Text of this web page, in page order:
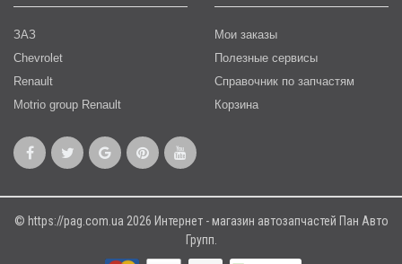
ЗАЗ
Chevrolet
Renault
Motrio group Renault
Мои заказы
Полезные сервисы
Справочник по запчастям
Корзина
© https://pag.com.ua 2026 Интернет - магазин автозапчастей Пан Авто
Групп.